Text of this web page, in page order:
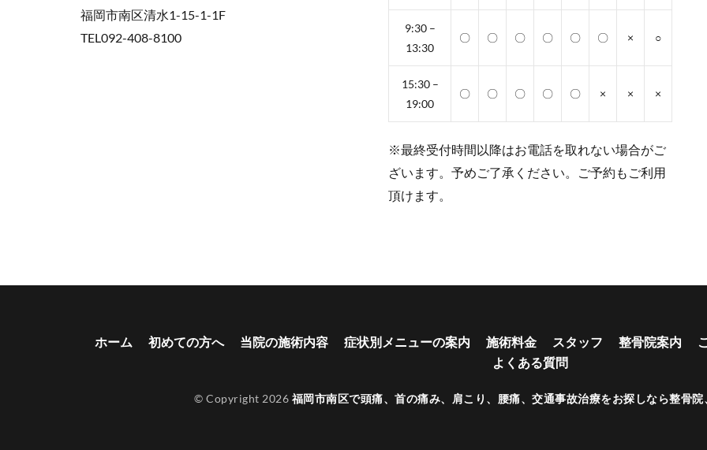
福岡市南区清水1-15-1-1F
TEL092-408-8100
9:30 –
13:30
〇 〇 〇 〇 〇 〇 × ○
15:30 –
19:00
〇 〇 〇 〇 〇 × × ×
※最終受付時間以降はお電話を取れない場合がご
ざいます。予めご了承ください。ご予約もご利用
頂けます。
ホーム 初めての方へ 当院の施術内容 症状別メニューの案内 施術料金 スタッフ 整骨院案内
よくある質問
© Copyright 2026 福岡市南区で頭痛、首の痛み、肩こり、腰痛、交通事故治療をお探しなら整骨